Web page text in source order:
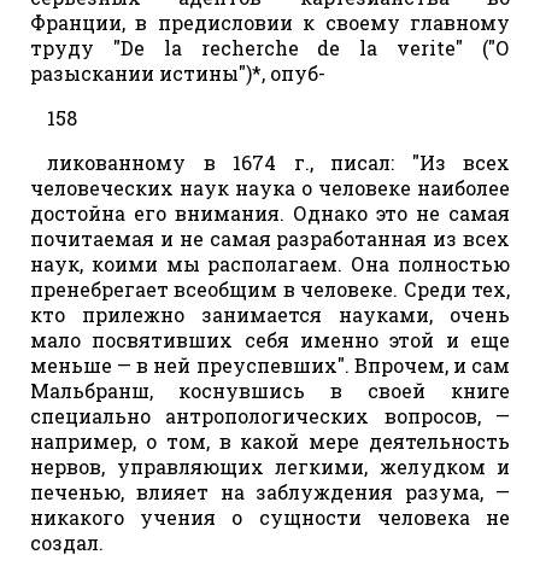
Франции, в предисловии к своему главному
труду "De la recherche de la verite" ("О
разыскании истины")*, опуб-
158
ликованному в 1674 г., писал: "Из всех
человеческих наук наука о человеке наиболее
достойна его внимания. Однако это не самая
почитаемая и не самая разработанная из всех
наук, коими мы располагаем. Она полностью
пренебрегает всеобщим в человеке. Среди тех,
кто прилежно занимается науками, очень
мало посвятивших себя именно этой и еще
меньше — в ней преуспевших". Впрочем, и сам
Мальбранш, коснувшись в своей книге
специально антропологических вопросов, —
например, о том, в какой мере деятельность
нервов, управляющих легкими, желудком и
печенью, влияет на заблуждения разума, —
никакого учения о сущности человека не
создал.